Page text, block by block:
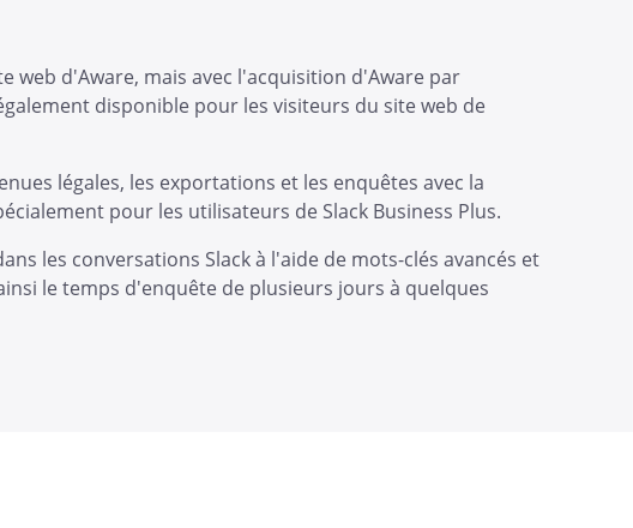
web d'Aware, mais avec l'acquisition d'Aware par
disponible pour les visiteurs du site web de
légales, les exportations et les enquêtes avec la
pour les utilisateurs de Slack Business Plus.
les conversations Slack à l'aide de mots-clés avancés et
le temps d'enquête de plusieurs jours à quelques